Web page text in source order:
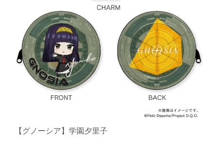
【グノーシア】学園夕里子